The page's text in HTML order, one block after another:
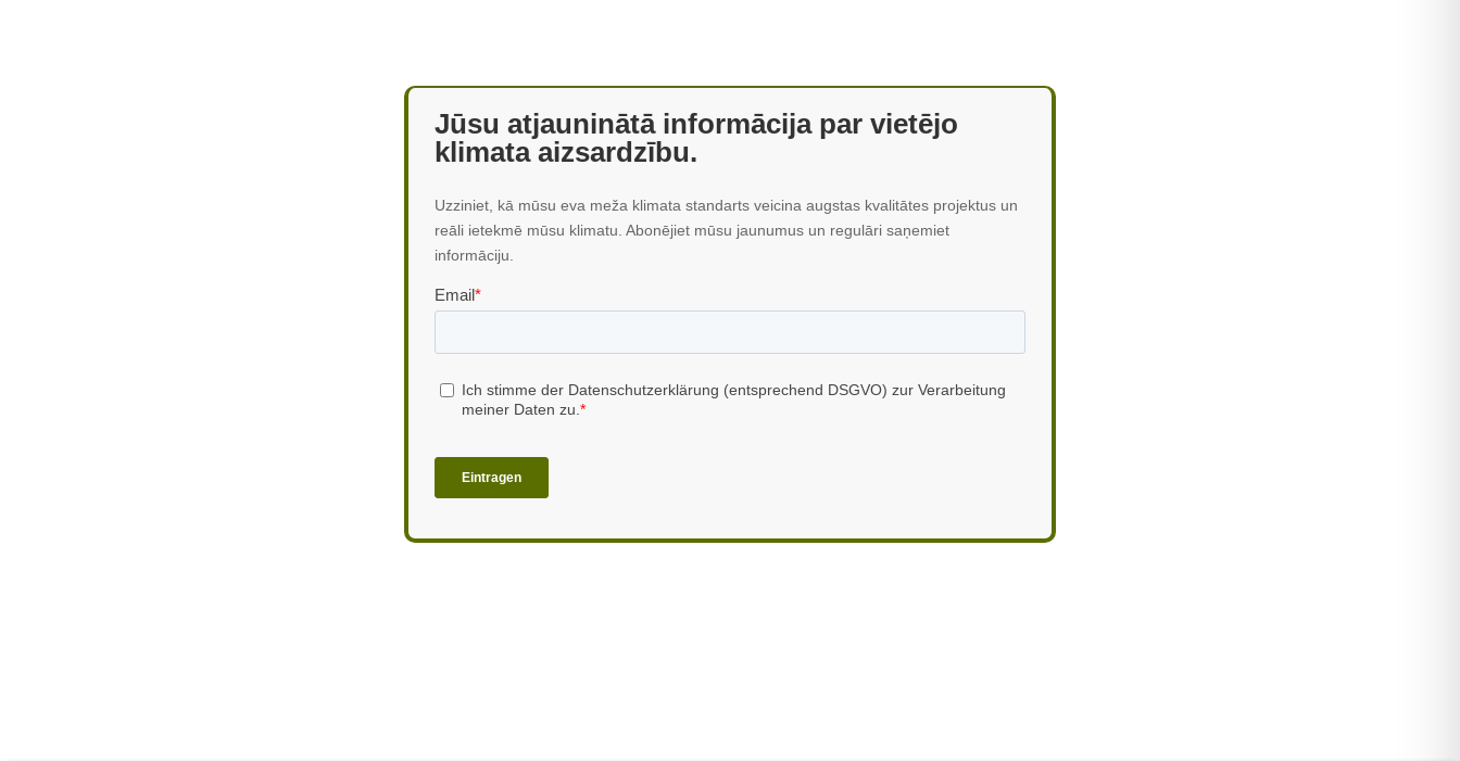
Jūsu atjauninātā informācija par vietējo
klimata aizsardzību.
Uzziniet, kā mūsu eva meža klimata standarts veicina augstas kvalitātes projektus un
reāli ietekmē mūsu klimatu. Abonējiet mūsu jaunumus un regulāri saņemiet
informāciju.